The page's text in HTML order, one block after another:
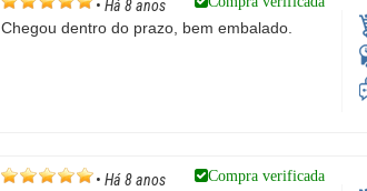
• Há 8 anos
Chegou dentro do prazo, bem embalado.
• Há 8 anos Compra verificada